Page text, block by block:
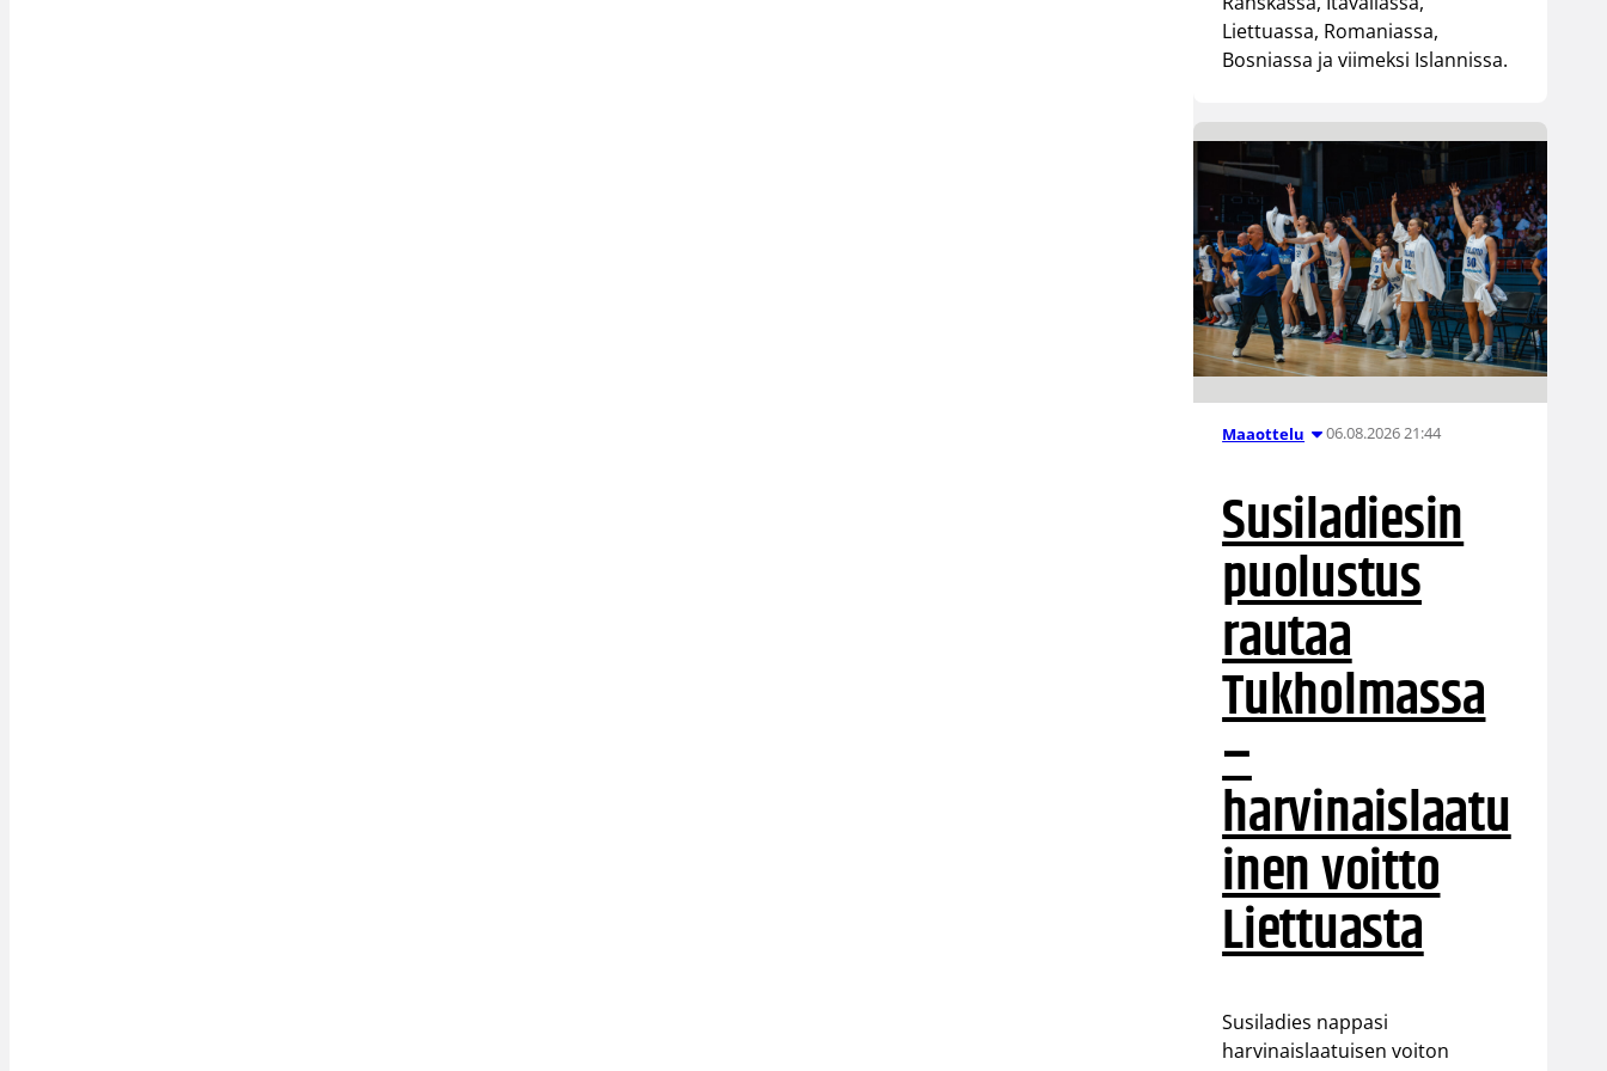
Liettuassa, Romaniassa,
Bosniassa ja viimeksi Islannissa.
Maaottelu 06.08.2026 21:44
Susiladiesin
puolustus
rautaa
Tukholmassa
–
harvinaislaatu
inen voitto
Liettuasta
Susiladies nappasi
harvinaislaatuisen voiton